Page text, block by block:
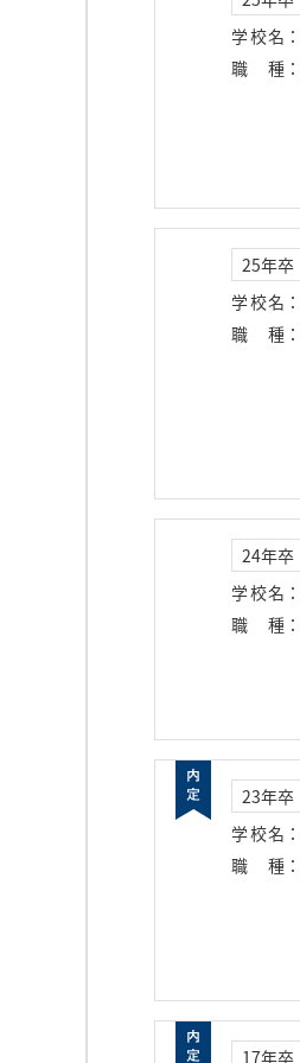
学校名 ：
職種 ：
25年卒
学校名 ：
職種 ：
24年卒
学校名 ：
職種 ：
23年卒
学校名 ：
職種 ：
17年卒